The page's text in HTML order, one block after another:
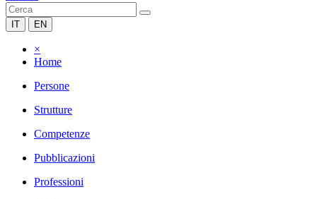
IT EN
×
Home
Persone
Strutture
Competenze
Pubblicazioni
Professioni